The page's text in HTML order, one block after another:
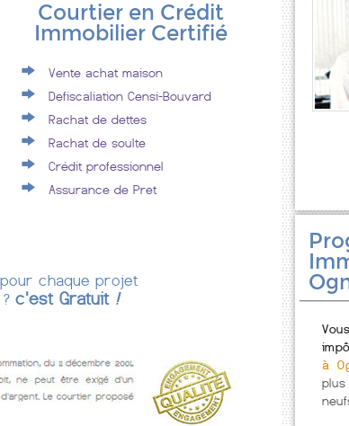
Courtier en Crédit
Immobilier Certifié
Vente achat maison
Defiscaliation Censi-Bouvard
Rachat de dettes
Rachat de soulte
Crédit professionnel
Assurance de Pret
pour chaque projet
?c'est Gratuit !
à